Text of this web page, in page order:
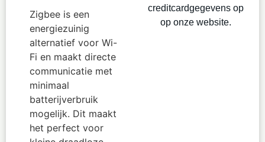
Zigbee is een
energiezuinig
alternatief voor Wi-
Fi en maakt directe
communicatie met
minimaal
batterijverbruik
mogelijk. Dit maakt
het perfect voor
creditcardgegevens op
op onze website.